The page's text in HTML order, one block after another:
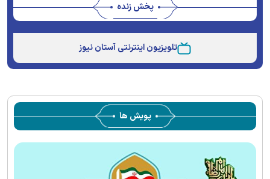
پخش زنده
تلویزیون اینترنتی آستان نیوز
پویش ها